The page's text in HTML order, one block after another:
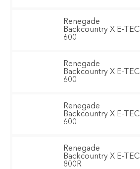
Renegade
Backcountry X E-TEC
600
Renegade
Backcountry X E-TEC
600
Renegade
Backcountry X E-TEC
600
Renegade
Backcountry X E-TEC
800R